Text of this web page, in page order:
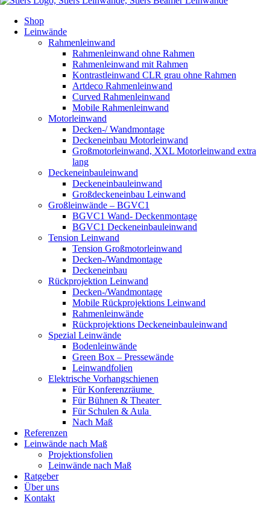
Shop
Leinwände
Rahmenleinwand
Rahmenleinwand ohne Rahmen
Rahmenleinwand mit Rahmen
Kontrastleinwand CLR grau ohne Rahmen
Artdeco Rahmenleinwand
Curved Rahmenleinwand
Mobile Rahmenleinwand
Motorleinwand
Decken-/ Wandmontage
Deckeneinbau Motorleinwand
Großmotorleinwand, XXL Motorleinwand extra
lang
Deckeneinbauleinwand
Deckeneinbauleinwand
Großdeckeneinbau Leinwand
Großleinwände – BGVC1
BGVC1 Wand- Deckenmontage
BGVC1 Deckeneinbauleinwand
Tension Leinwand
Tension Großmotorleinwand
Decken-/Wandmontage
Deckeneinbau
Rückprojektion Leinwand
Decken-/Wandmontage
Mobile Rückprojektions Leinwand
Rahmenleinwände
Rückprojektions Deckeneinbauleinwand
Spezial Leinwände
Bodenleinwände
Green Box – Pressewände
Leinwandfolien
Elektrische Vorhangschienen
Für Konferenzräume
Für Bühnen & Theater
Für Schulen & Aula
Nach Maß
Referenzen
Leinwände nach Maß
Projektionsfolien
Leinwände nach Maß
Ratgeber
Über uns
Kontakt